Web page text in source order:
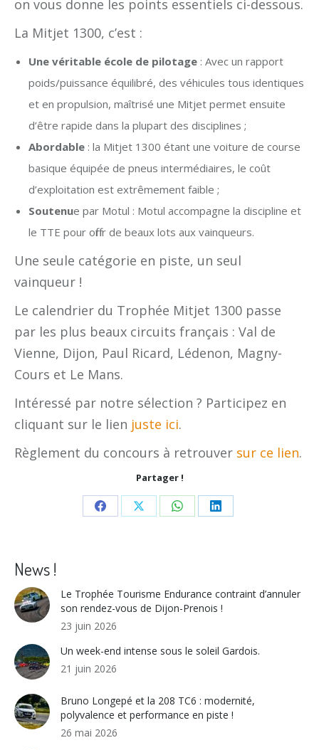
on vous donne les points essentiels ci-dessous.
La Mitjet 1300, c’est :
Une véritable école de pilotage : Avec un rapport
poids/puissance équilibré, des véhicules tous identiques
et en propulsion, maîtrisé une Mitjet permet ensuite
d’être rapide dans la plupart des disciplines ;
Abordable : la Mitjet 1300 étant une voiture de course
basique équipée de pneus intermédiaires, le coût
d’exploitation est extrêmement faible ;
Soutenue par Motul : Motul accompagne la discipline et
le TTE pour offrir de beaux lots aux vainqueurs.
Une seule catégorie en piste, un seul
vainqueur !
Le calendrier du Trophée Mitjet 1300 passe
par les plus beaux circuits français : Val de
Vienne, Dijon, Paul Ricard, Lédenon, Magny-
Cours et Le Mans.
Intéressé par notre sélection ? Participez en
cliquant sur le lien juste ici.
Règlement du concours à retrouver sur ce lien.
Partager !
Share Share Share Share
News !
Le Trophée Tourisme Endurance contraint d’annuler
son rendez-vous de Dijon-Prenois !
23 juin 2026
Un week-end intense sous le soleil Gardois.
21 juin 2026
Bruno Longepé et la 208 TC6 : modernité,
polyvalence et performance en piste !
26 mai 2026